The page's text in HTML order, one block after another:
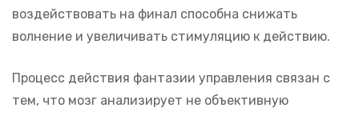
воздействовать на финал способна снижать
волнение и увеличивать стимуляцию к действию.
Процесс действия фантазии управления связан с
тем, что мозг анализирует не объективную